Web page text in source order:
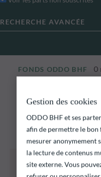
RECHERCHE AVANCÉE
FONDS ODDO BHF 0
Découvrez nos fonds
correspondre à vos
Tous les fonds ci-
un risque de perte en
Gestion des cookies
ODDO BHF et ses
afin de permettre le bon
mesurer anonymement
la lecture de contenus
site externe. Vous